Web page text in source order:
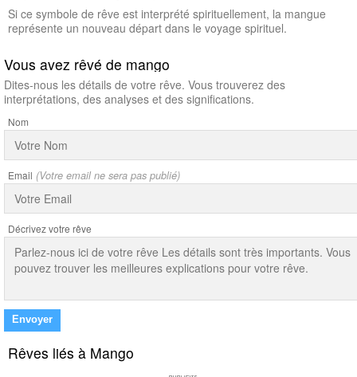
Si ce symbole de rêve est interprété spirituellement, la mangue
représente un nouveau départ dans le voyage spirituel.
Vous avez rêvé de mango
Dites-nous les détails de votre rêve. Vous trouverez des
interprétations, des analyses et des significations.
Nom
Email (Votre email ne sera pas publié)
Décrivez votre rêve
Envoyer
Rêves liés à Mango